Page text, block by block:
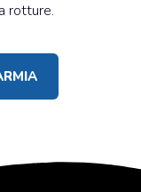
rotture.